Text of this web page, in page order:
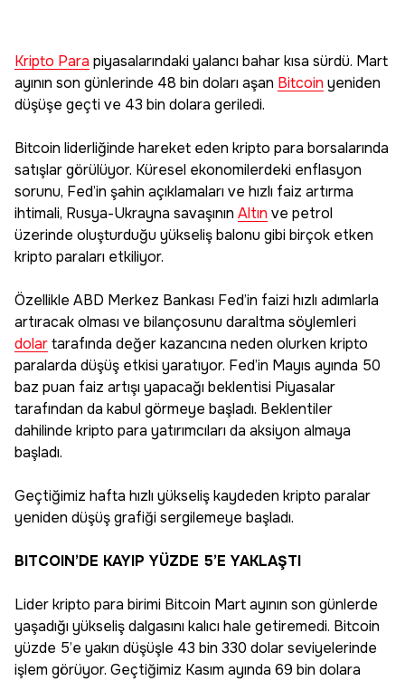
Kripto Para piyasalarındaki yalancı bahar kısa sürdü. Mart
ayının son günlerinde 48 bin doları aşan Bitcoin yeniden
düşüşe geçti ve 43 bin dolara geriledi.
Bitcoin liderliğinde hareket eden kripto para borsalarında
satışlar görülüyor. Küresel ekonomilerdeki enflasyon
sorunu, Fed’in şahin açıklamaları ve hızlı faiz artırma
ihtimali, Rusya-Ukrayna savaşının Altın ve petrol
üzerinde oluşturduğu yükseliş balonu gibi birçok etken
kripto paraları etkiliyor.
Özellikle ABD Merkez Bankası Fed’in faizi hızlı adımlarla
artıracak olması ve bilançosunu daraltma söylemleri
dolartarafında değer kazancına neden olurken kripto
paralarda düşüş etkisi yaratıyor. Fed’in Mayıs ayında 50
baz puan faiz artışı yapacağı beklentisi Piyasalar
tarafından da kabul görmeye başladı. Beklentiler
dahilinde kripto para yatırımcıları da aksiyon almaya
başladı.
Geçtiğimiz hafta hızlı yükseliş kaydeden kripto paralar
yeniden düşüş grafiği sergilemeye başladı.
BITCOIN’DE KAYIP YÜZDE 5’E YAKLAŞTI
Lider kripto para birimi Bitcoin Mart ayının son günlerde
yaşadığı yükseliş dalgasını kalıcı hale getiremedi. Bitcoin
yüzde 5’e yakın düşüşle 43 bin 330 dolar seviyelerinde
işlem görüyor. Geçtiğimiz Kasım ayında 69 bin dolara